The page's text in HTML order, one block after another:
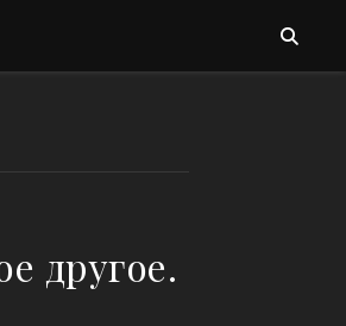
другое.